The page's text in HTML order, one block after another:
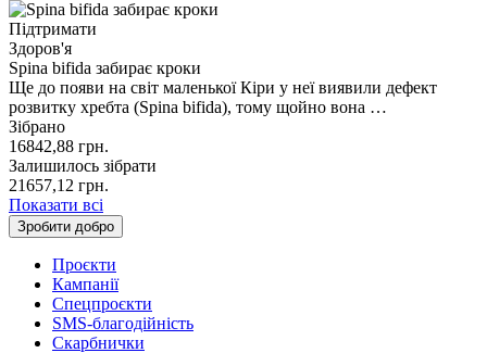
Підтримати
Здоров'я
Spina bifida забирає кроки
Ще до появи на світ маленької Кіри у неї виявили дефект
розвитку хребта (Spina bifida), тому щойно вона …
Зібрано
16842,88 грн.
Залишилось зібрати
21657,12 грн.
Показати всі
Зробити добро
Проєкти
Кампанії
Спецпроєкти
SMS-благодійність
Скарбнички